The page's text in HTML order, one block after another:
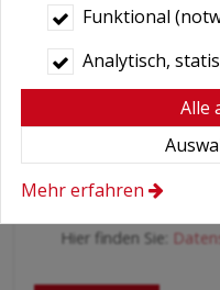
Hiermit
Hier finden Sie:
Funktional
Analytisch,
Alle
Mehr erfahren